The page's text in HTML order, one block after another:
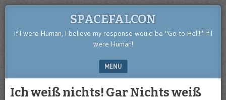
SPACEFALCON
If I were Human, I believe my response would be "Go to Hell!" If I
were Human!
MENU
Ich weiß nichts! Gar Nichts weiß